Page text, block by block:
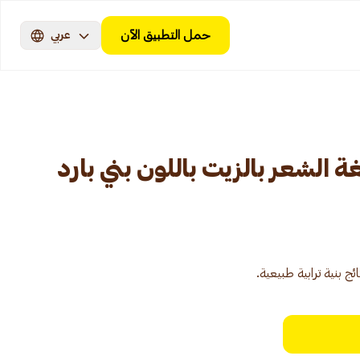
حمل التطبيق الآن عربي
الشعر بالزيت باللون بني بارد
ترابية طبيعية.